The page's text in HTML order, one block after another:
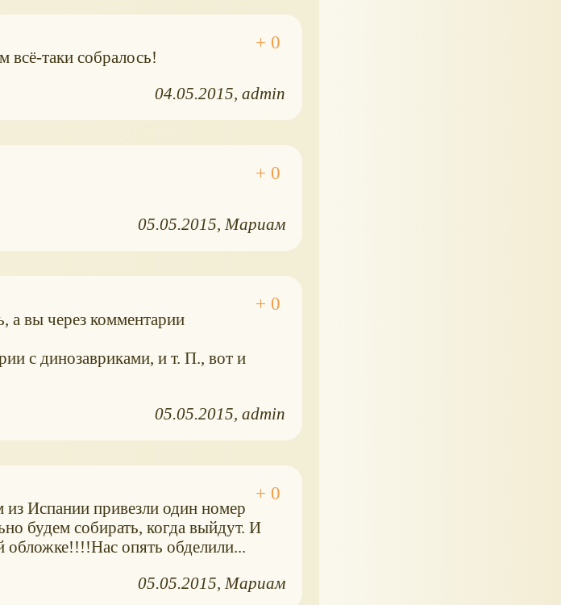
всё-таки собралось!
04.05.2015 admin
05.05.2015 Мариам
а вы через комментарии
с динозавриками, и т. П., вот и
05.05.2015 admin
из Испании привезли один номер
будем собирать, когда выйдут. И
обложке!!!!Нас опять обделили...
05.05.2015 Мариам